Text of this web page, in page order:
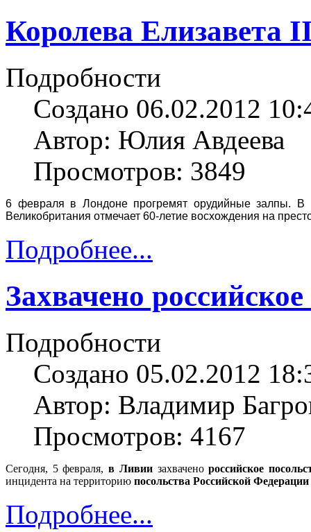
Королева Елизавета
Подробности
Создано 06.02.2012
Автор: Юлия Авдеева
Просмотров: 3849
6 февраля в Лондоне прогремят орудийные залпы. В
Великобритания отмечает 60-летие восхождения на
Подробнее...
Захвачено
Подробности
Создано 05.02.2012
Автор: Владимир
Просмотров: 4167
Сегодня, 5 февраля,в Ливиизахваченороссийское
инцидента на территорию посольства Российской Федерации
Подробнее...